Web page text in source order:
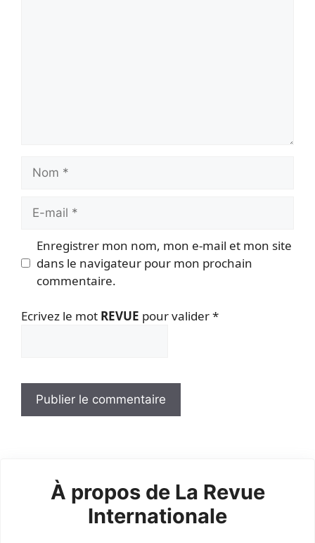
mail
Enregistrer mon nom, mon e-mail et mon site
dans le navigateur pour mon prochain
commentaire.
Ecrivez le mot REVUE pour valider*
À propos de La Revue
Internationale